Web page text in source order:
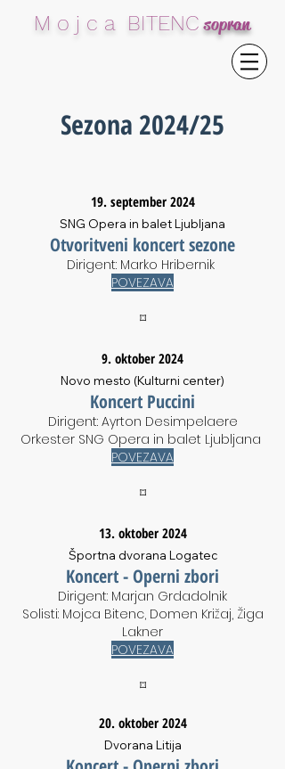
M o j c a BITENC sopran
Sezona 2024/25
19. september 2024
SNG Opera in balet Ljubljana
Otvoritveni koncert sezone
Dirigent: Marko Hribernik
POVEZAVA
⌑
9. oktober 2024
Novo mesto (Kulturni center)
Koncert Puccini
Dirigent: Ayrton Desimpelaere
Orkester SNG Opera in balet Ljubljana
POVEZAVA
⌑
13. oktober 2024
Športna dvorana Logatec
Koncert - Operni zbori
Dirigent: Marjan Grdadolnik
Solisti: Mojca Bitenc, Domen Križaj, Žiga
Lakner
POVEZAVA
⌑
20. oktober 2024
Dvorana Litija